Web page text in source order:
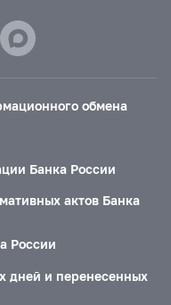
обмена
Банка России
актов Банка
России
дней и перенесенных